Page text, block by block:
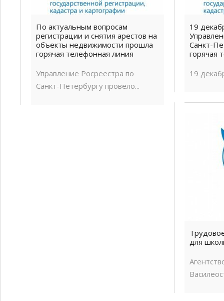
По актуальным вопросам
регистрации и снятия арестов на
объекты недвижимости прошла
горячая телефонная линия
Управление Росреестра по
Санкт-Петербургу провело...
19
Санкт-
горячая
19
для